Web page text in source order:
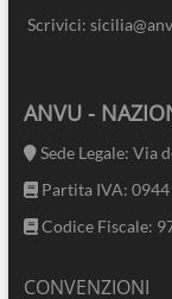
Scrivici:
ANVU -
Sede Legale: Via
Partita IVA:
Codice Fiscale:
CONVENZIONI